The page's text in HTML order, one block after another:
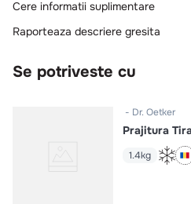
Cere informatii suplimentare
Raporteaza descriere gresita
Se potriveste cu
Dr. Oetker
Prajitura
1.4kg